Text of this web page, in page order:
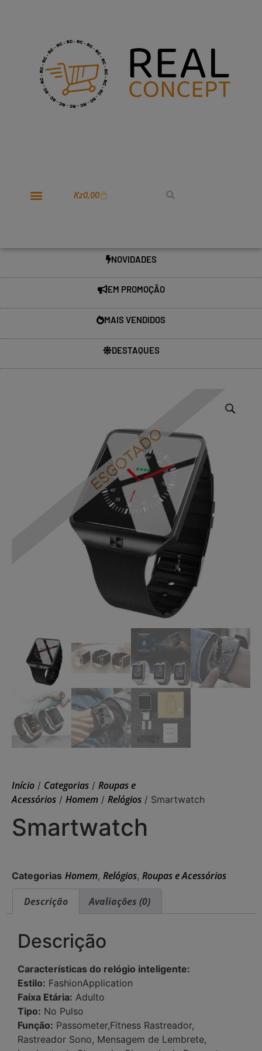
Kz0,00
NOVIDADES
EM PROMOÇÃO
MAIS VENDIDOS
DESTAQUES
Início / Categorias / Roupas e
Acessórios / Homem / Relógios / Smartwatch
Smartwatch
Categorias Homem, Relógios, Roupas e Acessórios
Descrição
Avaliações (0)
Descrição
Características do relógio inteligente:
Estilo: FashionApplication
Faixa Etária: Adulto
Tipo: No Pulso
Função: Passometer,Fitness Rastreador,
Rastreador Sono, Mensagem de Lembrete,